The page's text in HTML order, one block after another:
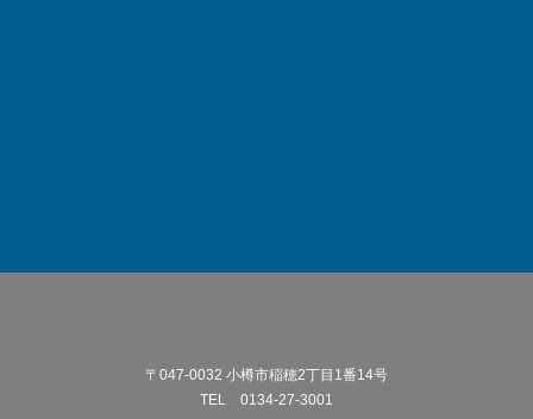
〒047-0032 小樽市稲穂2丁目1番14号
TEL 0134-27-3001